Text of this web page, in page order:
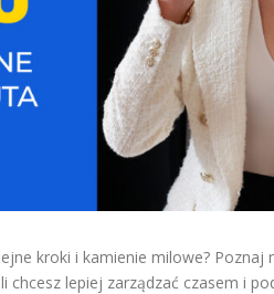
kroki i kamienie milowe?
lepiej zarządzać czasem i